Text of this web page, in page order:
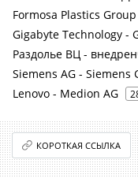
Formosa Plastics
Gigabyte Technology -
Раздолье ВЦ -
Siemens AG - Siemens
Lenovo - Medion AG
КОРОТКАЯ ССЫЛКА